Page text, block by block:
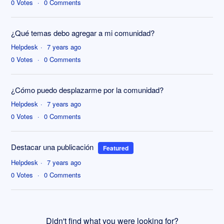
0 Votes 0 Comments
¿Qué temas debo agregar a mi comunidad?
Helpdesk
7 years ago
0 Votes 0 Comments
¿Cómo puedo desplazarme por la comunidad?
Helpdesk
7 years ago
0 Votes 0 Comments
Destacar una publicación Featured
Helpdesk
7 years ago
0 Votes 0 Comments
Didn't find what you were looking for?